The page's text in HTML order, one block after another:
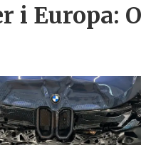
i Europa: